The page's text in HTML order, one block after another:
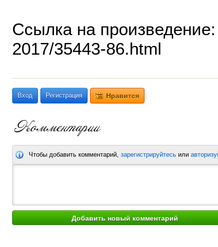
Ссылка на
2017/35443-86.html
Вход Регистрация Нравится
Чтобы добавить комментарий, зарегистрируйтесь или